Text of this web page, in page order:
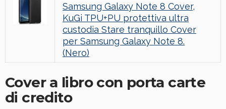
Samsung Galaxy Note 8 Cover,
KuGi TPU+PU protettiva ultra
custodia Stare tranquillo Cover
per Samsung Galaxy Note 8.
(Nero)
Cover a libro con porta carte
di credito